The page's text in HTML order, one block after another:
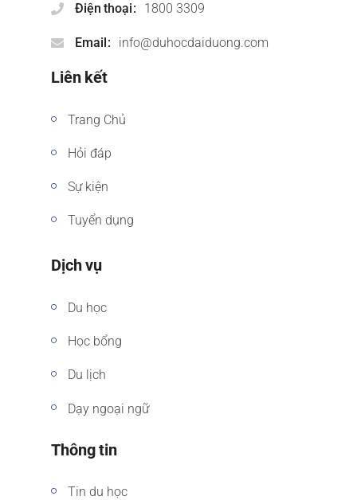
Điện thoại
1800 3309
Email info@duhocdaiduong.com
Liên kết
Trang Chủ
Hỏi đáp
Sự kiện
Tuyển dụng
Dịch vụ
Du học
Học bổng
Du lịch
Dạy ngoại ngữ
Thông tin
Tin du học